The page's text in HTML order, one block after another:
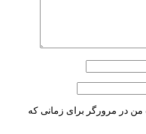
من در مرورگر برای زمانی که